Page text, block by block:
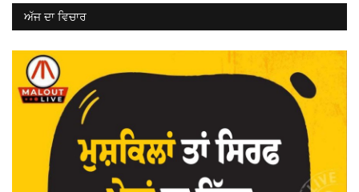
ਅੱਜ ਦਾ ਵਿਚਾਰ